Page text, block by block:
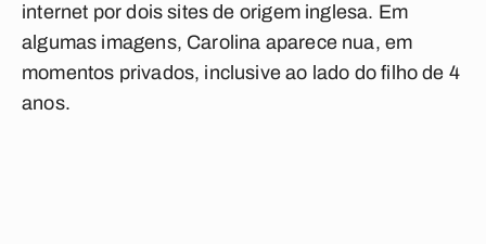
internet por dois sites de origem inglesa. Em
algumas imagens, Carolina aparece nua, em
momentos privados, inclusive ao lado do filho de 4
anos.